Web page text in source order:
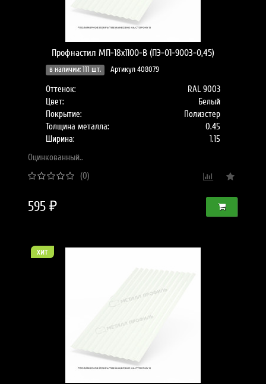
Профнастил МП-18x1100-B (ПЭ-01-9003-0,45)
в наличии: 111 шт. Артикул 408079
Оттенок:
RAL 9003
Цвет:
Белый
Покрытие:
Полиэстер
Толщина металла:
0.45
Ширина:
1.15
Оцинкованный..
(0)
595 ₽
хит